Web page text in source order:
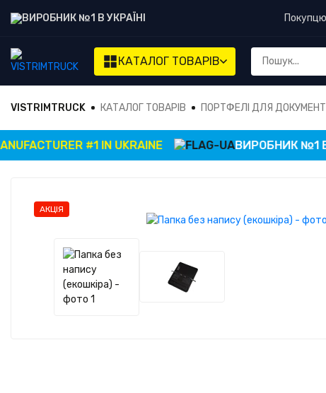
ВИРОБНИК №1 В УКРАЇНІ Покупцю
КАТАЛОГ ТОВАРІВ
VISTRIMTRUCK КАТАЛОГ ТОВАРІВ ПОРТФЕЛІ ДЛЯ
#1 IN UKRAINE ВИРОБНИК №1 В
АКЦІЯ